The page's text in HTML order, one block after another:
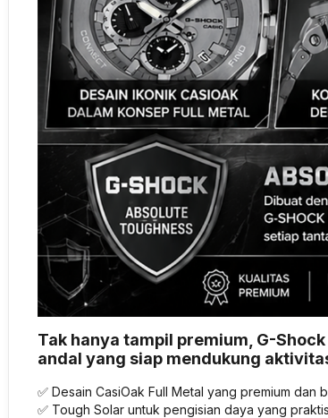
Tak hanya tampil premium, G-
andal yang siap mendukung
✅ Desain CasiOak Full Metal yang premium dan
✅ Tough Solar untuk pengisian daya yang